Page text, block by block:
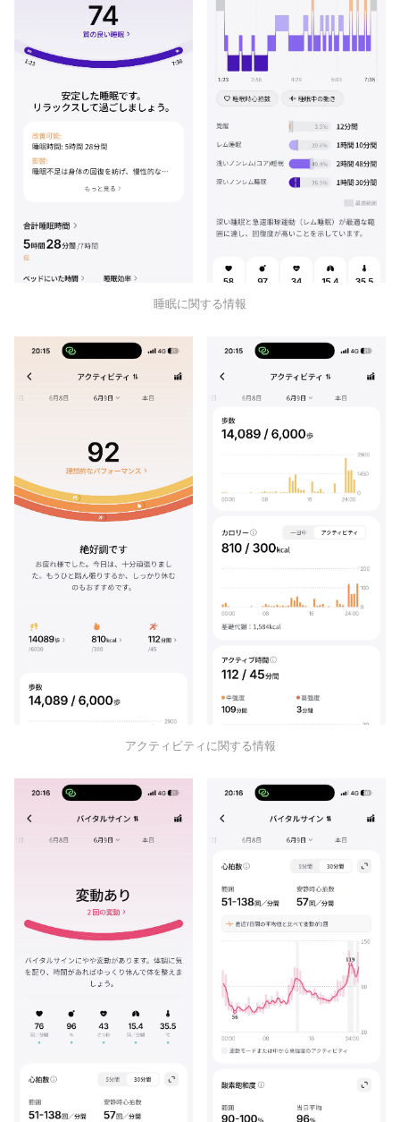
睡眠に関する情報
アクティビティに関する情報